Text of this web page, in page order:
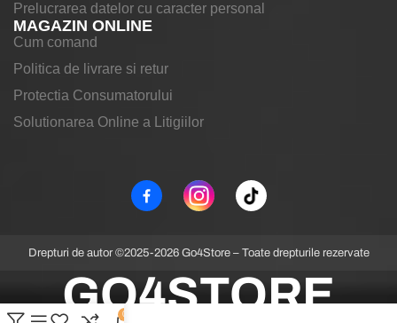
Prelucrarea datelor cu caracter personal
MAGAZIN ONLINE
Cum comand
Politica de livrare si retur
Protectia Consumatorului
Solutionarea Online a Litigiilor
Drepturi de autor ©2025-2026 Go4Store – Toate drepturile rezervate
GO4STORE
0